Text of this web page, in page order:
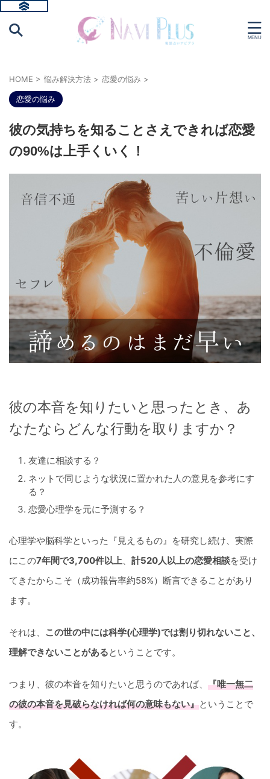
HOME > 悩み解決方法 > 恋愛の悩み >
恋愛の悩み
彼の気持ちを知ることさえできれば恋愛
の90%は上手くいく！
彼の本音を知りたいと思ったとき、あ
なたなら どんな行動を取りますか？
友達に相談する？
ネットで同じような状況に置かれた人の意見を参考にす
る？
恋愛心理学を元に予測する？
心理学や脳科学といった『見えるもの』を研究し続け、実際
にこの7年間で3,700件以上、 計520人以上の恋愛相談を受け
てきたからこそ（成功報告率約58%）断言できることがあり
ます。
それは、 この世の中には科学(心理学)では割り切れないこと、
理解できないことがあるということです。
つまり、彼の本音を知りたいと思うのであれば、 『唯一無二
の彼の本音を見破らなければ何の意味もない』ということで
す。